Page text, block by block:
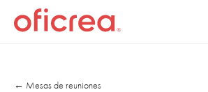
← Mesas de reuniones